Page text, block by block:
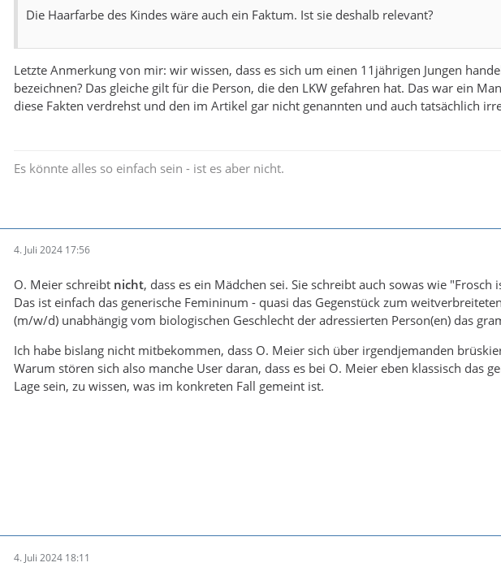
Die Haarfarbe des Kindes wäre auch ein Faktum. Ist sie deshalb relevant?
Letzte Anmerkung von mir: wir wissen, dass es sich um einen 11jährigen Jungen
bezeichnen? Das gleiche gilt für die Person, die den LKW gefahren hat. Das war ein
diese Fakten verdrehst und den im Artikel gar nicht genannten und auch tatsächlich
Es könnte alles so einfach sein - ist es aber nicht.
4. Juli 2024 17:56
O. Meier schreibt nicht, dass es ein Mädchen sei. Sie schreibt auch sowas wie
Das ist einfach das generische Femininum - quasi das Gegenstück zum
(m/w/d) unabhängig vom biologischen Geschlecht der adressierten Person(en) das
Ich habe bislang nicht mitbekommen, dass O. Meier sich über irgendjemanden
Warum stören sich also manche User daran, dass es bei O. Meier eben klassisch das
Lage sein, zu wissen, was im konkreten Fall gemeint ist.
4. Juli 2024 18:11